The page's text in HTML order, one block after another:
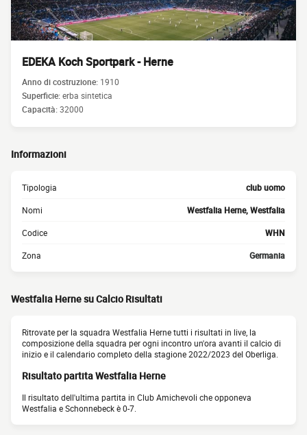
EDEKA Koch Sportpark - Herne
Anno di costruzione: 1910
Superficie:erba sintetica
Capacità:32000
Informazioni
Tipologia club uomo
Nomi Westfalia Herne, Westfalia
Codice WHN
Zona Germania
Westfalia Herne su Calcio Risultati
Ritrovate per la squadra Westfalia Herne tutti i risultati in live, la
composizione della squadra per ogni incontro un'ora avanti il calcio di
inizio e il calendario completo della stagione 2022/2023 del Oberliga.
Risultato partita Westfalia Herne
Il risultato dell'ultima partita in Club Amichevoli che opponeva
Westfalia e Schonnebeck è 0-7.